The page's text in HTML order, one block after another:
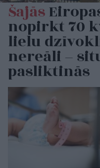
Šajās
nopirkt 70
lielu
nereāli –
pasliktinās